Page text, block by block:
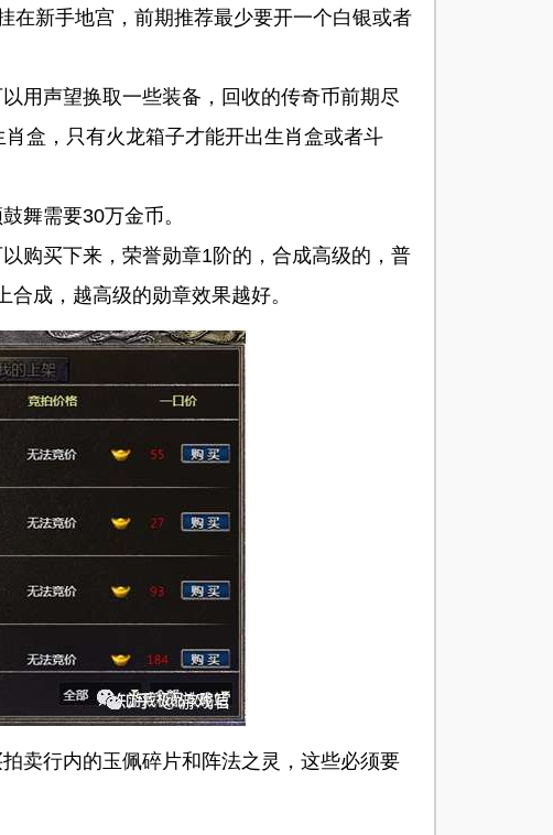
在新手地宫，前期推荐最少要开一个白银或者
声望换取一些装备，回收的传奇币前期尽
盒，只有火龙箱子才能开出生肖盒或者斗
舞需要30万金币。
买下来，荣誉勋章1阶的，合成高级的，普
成，越高级的勋章效果越好。
行内的玉佩碎片和阵法之灵，这些必须要